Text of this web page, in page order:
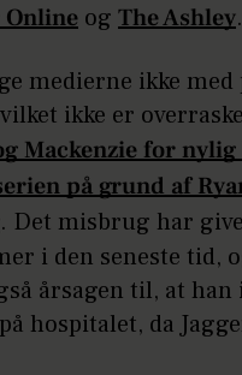
Online og The Ashley.
medierne ikke med
ikke er
Mackenzie for
på grund af
. Det misbrug har
i den seneste tid,
årsagen til, at han
hospitalet, da